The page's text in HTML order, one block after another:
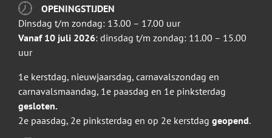
OPENINGSTIJDEN
Dinsdag t/m zondag: 13.00 – 17.00 uur
Vanaf 10 juli 2026: dinsdag t/m zondag: 11.00 – 15.00
uur
1e kerstdag, nieuwjaarsdag, carnavalszondag en
carnavalsmaandag, 1e paasdag en 1e pinksterdag
gesloten.
2e paasdag, 2e pinksterdag en op 2e kerstdag geopend.